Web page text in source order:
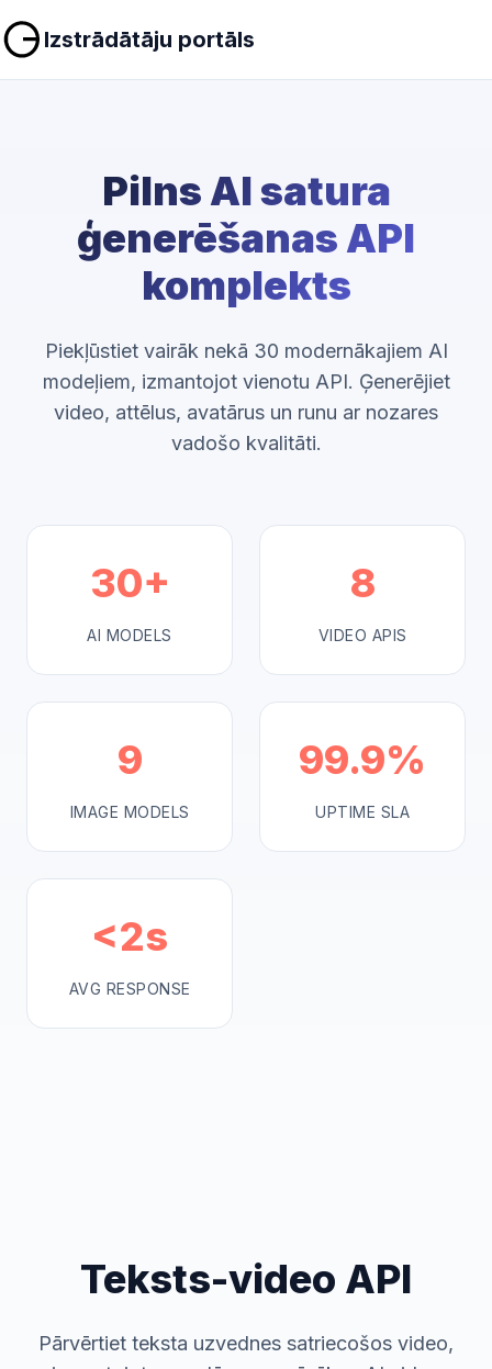
Izstrādātāju portāls
Pilns AI satura
ģenerēšanas API
komplekts
Piekļūstiet vairāk nekā 30 modernākajiem AI
modeļiem, izmantojot vienotu API. Ģenerējiet
video, attēlus, avatārus un runu ar nozares
vadošo kvalitāti.
30+
AI MODELS
8
VIDEO APIS
9
IMAGE MODELS
99.9%
UPTIME SLA
<2s
AVG RESPONSE
Teksts-video API
Pārvērtiet teksta uzvednes satriecošos video,